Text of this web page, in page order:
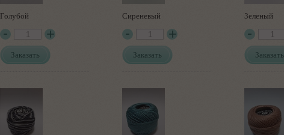
Голубой
Заказать
Сиреневый
Заказать
Зеленый
Заказать